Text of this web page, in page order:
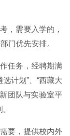
，需要入学的，
门优先安排。
任务，经聘期满
计划”、“西藏大
团队与实验室平
要，提供校内外